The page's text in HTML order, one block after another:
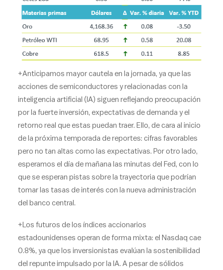
+Anticipamos mayor cautela en la jornada, ya que las
acciones de semiconductores y relacionadas con la
inteligencia artificial (IA) siguen reflejando preocupación
por la fuerte inversión, expectativas de demanda y el
retorno real que estas puedan traer. Ello, de cara al inicio
de la próxima temporada de reportes: cifras favorables
pero no tan altas como las expectativas. Por otro lado,
esperamos el día de mañana las minutas del Fed, con lo
que se esperan pistas sobre la trayectoria que podrían
tomar las tasas de interés con la nueva administración
del banco central.
+Los futuros de los índices accionarios
estadounidenses operan de forma mixta: el Nasdaq cae
0.8%, ya que los inversionistas evalúan la sostenibilidad
del repunte impulsado por la IA. A pesar de sólidos